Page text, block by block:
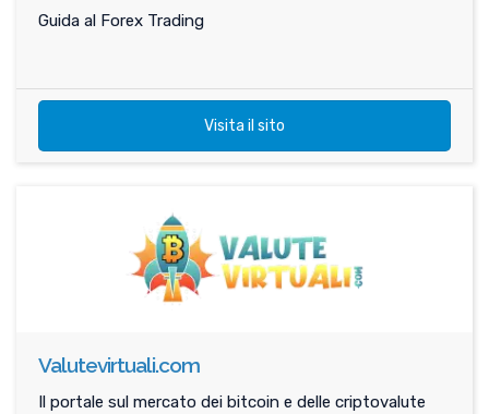
Guida al Forex Trading
Visita il sito
Valutevirtuali.com
Il portale sul mercato dei bitcoin e delle criptovalute